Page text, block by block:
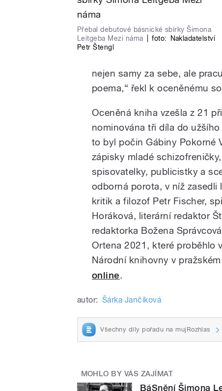
Přebal debutové básnické sbírky Šimona
Leitgeba Mezi náma
foto:
Nakladatelství
Petr Štengl
nejen samy za sebe, ale
poema,“ řekl k oceněnému
Oceněná kniha vzešla z 21
nominována tři díla do
to byl počin Gábiny Pokorné
zápisky mladé
spisovatelky, publicistky a
odborná porota, v níž zasedli
kritik a filozof Petr Fischer,
Horáková, literární redaktor
redaktorka Božena
Ortena 2021, které proběhlo
Národní knihovny v
online.
autor: Šárka Jančíková
Všechny díly pořadu na mujRozhlas
MOHLO BY VÁS ZAJÍMAT
BáSnění Šimona